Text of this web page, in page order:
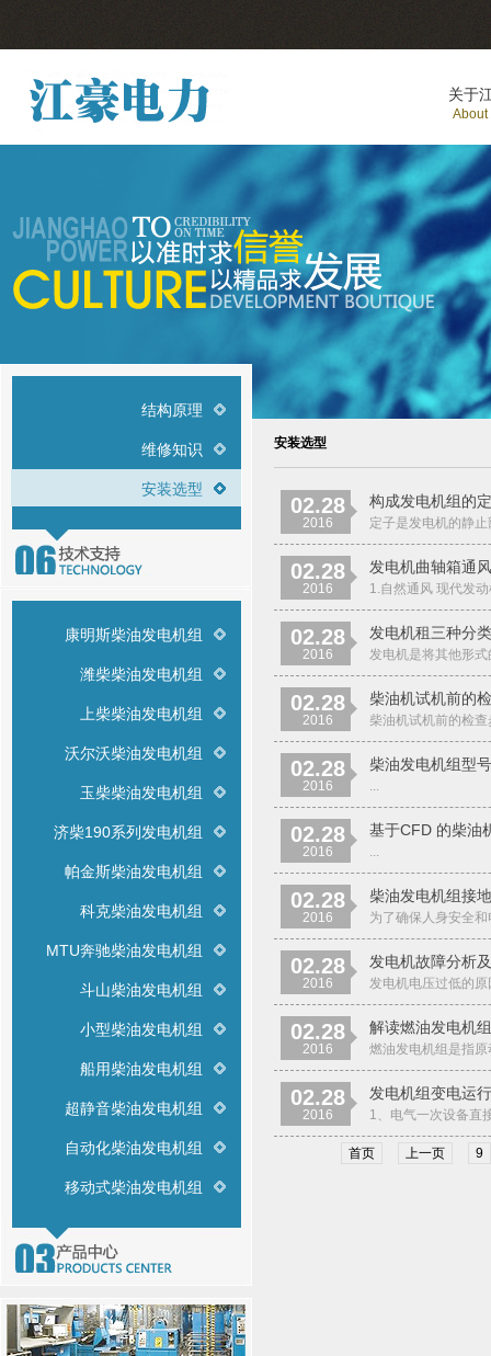
关于
About
结构原理
维修知识
安装选型
康明斯柴油发电机组
潍柴柴油发电机组
上柴柴油发电机组
沃尔沃柴油发电机组
玉柴柴油发电机组
济柴190系列发电机组
帕金斯柴油发电机组
科克柴油发电机组
MTU奔驰柴油发电机组
斗山柴油发电机组
小型柴油发电机组
船用柴油发电机组
超静音柴油发电机组
自动化柴油发电机组
移动式柴油发电机组
安装选型
02.28
2016
构成发电机组的
定子是发电机的静
02.28
2016
发电机曲轴箱通
1.自然通风 现代发
02.28
2016
发电机租三种分
发电机是将其他形
02.28
2016
柴油机试机前的
柴油机试机前的检
02.28
2016
柴油发电机组型
...
02.28
2016
基于CFD 的柴油
...
02.28
2016
柴油发电机组接
为了确保人身安全
02.28
2016
发电机故障分析
发电机电压过低的
02.28
2016
解读燃油发电机
燃油发电机组是指
02.28
2016
发电机组变电运
1、电气一次设备直
首页 上一页 9